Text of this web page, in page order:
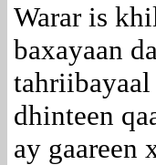
Warar is
baxayaan
tahriibayaal
dhinteen
ay gaareen